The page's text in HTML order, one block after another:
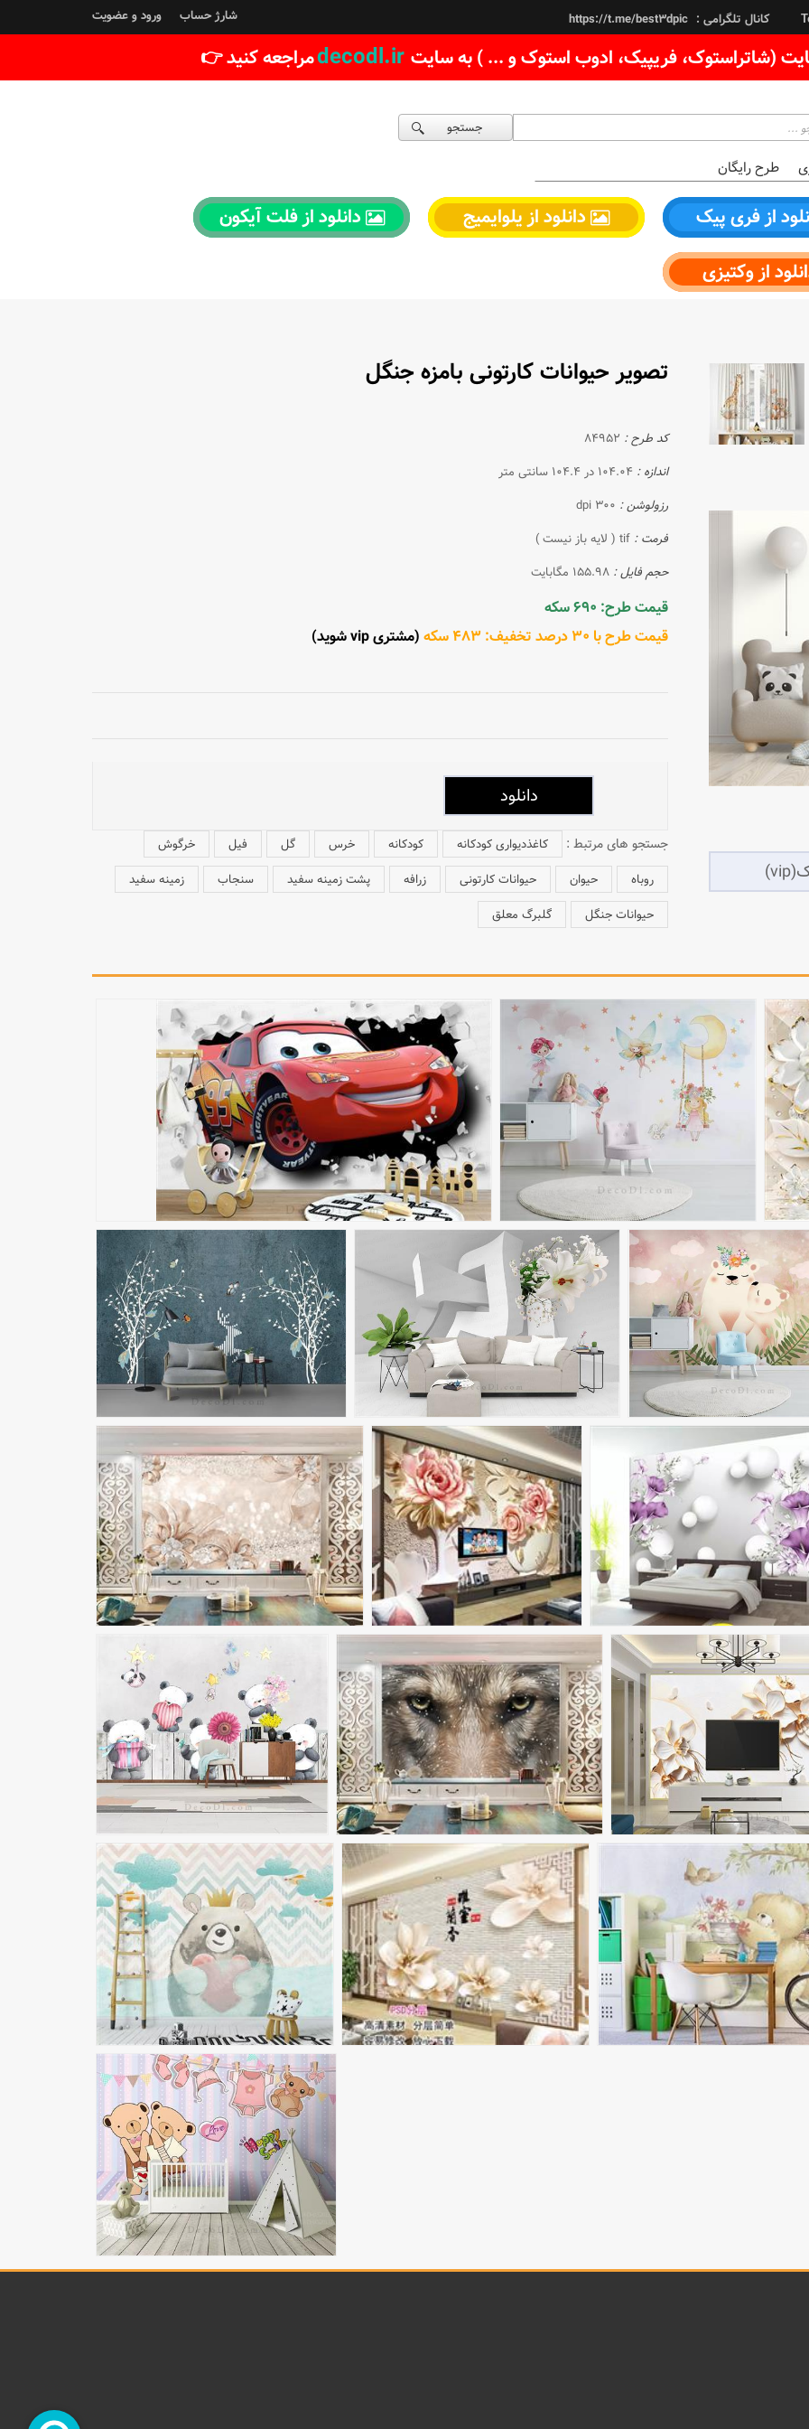
کانال تلگرامی : https://t.me/best3dpic شارژ حساب ورود و عضویت
(شاتراستوک، فریپیک، ادوب استوک و ... ) به سایت decodl.irمراجعه کنید 👉
جستجو
طرح رایگان
از فری پیک دانلود از یلوایمیج
دانلود از فلت آیکون
از وکتیزی
تصویر حیوانات کارتونی بامزه جنگل
کد طرح : 84952
اندازه : 104.04 در 104.4 سانتی متر
رزولوشن : 300 dpi
فرمت : tif ( لایه باز نیست )
حجم فایل : 155.98 مگابایت
قیمت طرح: 690 سکه
قیمت طرح با 30 درصد تخفیف: 483 سکه
(مشتری vip شوید)
جستجو های مرتبط : کاغذدیواری کودکانه کودکانه خرس گل فیل
خرگوش
روباه
حیوان حیوانات کارتونی زرافه پشت زمینه سفید سنجاب
زمینه سفید
حیوانات جنگل
گلبرگ معلق